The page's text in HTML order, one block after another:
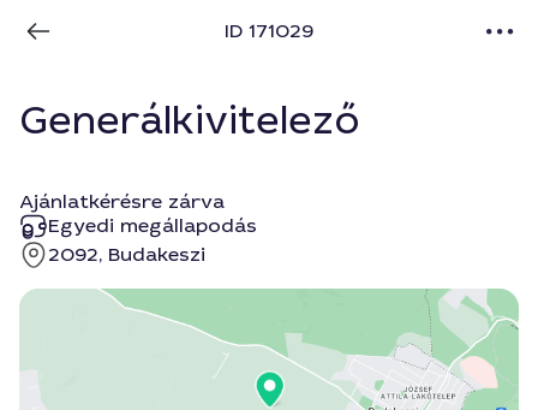
ID 171029
Generálkivitelező
Ajánlatkérésre zárva
Egyedi megállapodás
2092, Budakeszi